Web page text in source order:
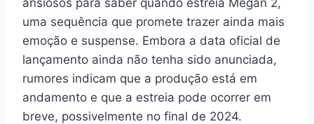
ansiosos para saber quando estreia Megan 2,
uma sequência que promete trazer ainda mais
emoção e suspense. Embora a data oficial de
lançamento ainda não tenha sido anunciada,
rumores indicam que a produção está em
andamento e que a estreia pode ocorrer em
breve, possivelmente no final de 2024.